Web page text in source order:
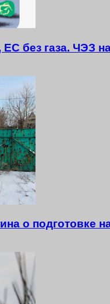
без газа. ЧЭЗ
о подготовке